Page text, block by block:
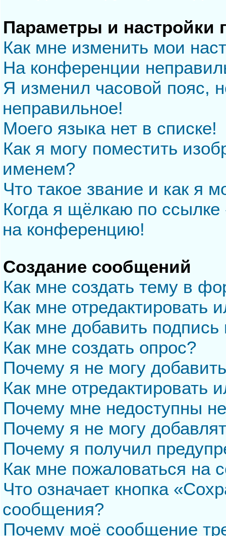
Параметры и настройки
Как мне изменить мои
На конференции
Я изменил часовой пояс,
неправильное!
Моего языка нет в списке!
Как я могу поместить
именем?
Что такое звание и как я
Когда я щёлкаю по
на конференцию!
Создание сообщений
Как мне создать тему в
Как мне отредактировать
Как мне добавить
Как мне создать опрос?
Почему я не могу
Как мне отредактировать
Почему мне недоступны
Почему я не могу
Почему я получил
Как мне пожаловаться на
Что означает кнопка
сообщения?
Почему моё сообщение